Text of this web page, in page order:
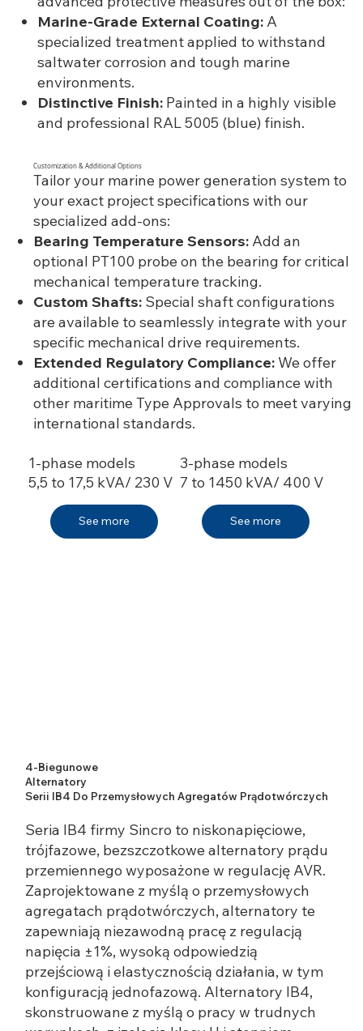
Marine-Grade External Coating:A
specialized treatment applied to withstand
saltwater corrosion and tough marine
environments.
Distinctive Finish:Painted in a highly visible
and professional RAL 5005 (blue) finish.
Customization & Additional Options
Tailor your marine power generation system to
your exact project specifications with our
specialized add-ons:
Bearing Temperature Sensors:Add an
optional PT100 probe on the bearing for critical
mechanical temperature tracking.
Custom Shafts:Special shaft configurations
are available to seamlessly integrate with your
specific mechanical drive requirements.
Extended Regulatory Compliance: We offer
additional certifications and compliance with
other maritime Type Approvals to meet varying
international standards.
1-phase models
5,5 to 17,5 kVA/ 230 V
See more
3-phase models
7 to 1450 kVA/ 400 V
See more
4-Biegunowe
Alternatory
Serii IB4 Do Przemysłowych Agregatów Prądotwórczych
Seria IB4 firmy Sincro to niskonapięciowe,
trójfazowe, bezszczotkowe alternatory prądu
przemiennego wyposażone w regulację AVR.
Zaprojektowane z myślą o przemysłowych
agregatach prądotwórczych, alternatory te
zapewniają niezawodną pracę z regulacją
napięcia ±1%, wysoką odpowiedzią
przejściową i elastycznością działania, w tym
konfiguracją jednofazową. Alternatory IB4,
skonstruowane z myślą o pracy w trudnych